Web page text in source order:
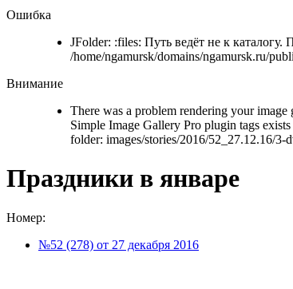
Ошибка
JFolder: :files: Путь ведёт не к каталогу.
/home/ngamursk/domains/ngamursk.ru/
Внимание
There was a problem rendering your image
Simple Image Gallery Pro plugin tags
folder: images/stories/2016/52_27.12.16/3-
Праздники в январе
Номер:
№52 (278) от 27 декабря 2016